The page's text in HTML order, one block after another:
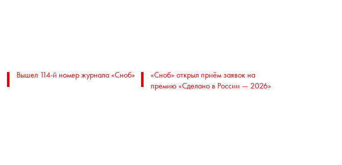
Вышел 114-й номер журнала «Сноб»
«Сноб» открыл приём заявок на
премию «Сделано в России — 2026»